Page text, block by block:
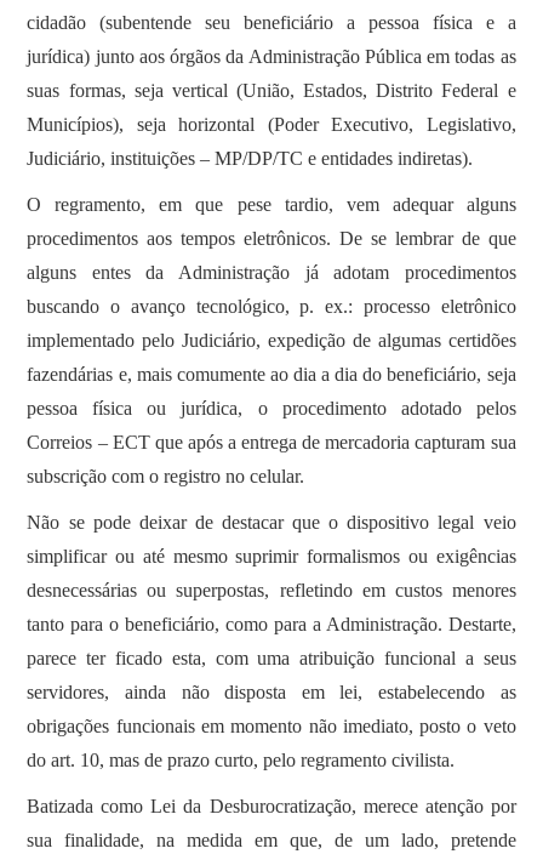
cidadão (subentende seu beneficiário a pessoa física e a
jurídica) junto aos órgãos da Administração Pública em todas as
suas formas, seja vertical (União, Estados, Distrito Federal e
Municípios), seja horizontal (Poder Executivo, Legislativo,
Judiciário, instituições – MP/DP/TC e entidades indiretas).
O regramento, em que pese tardio, vem adequar alguns
procedimentos aos tempos eletrônicos. De se lembrar de que
alguns entes da Administração já adotam procedimentos
buscando o avanço tecnológico, p. ex.: processo eletrônico
implementado pelo Judiciário, expedição de algumas certidões
fazendárias e, mais comumente ao dia a dia do beneficiário, seja
pessoa física ou jurídica, o procedimento adotado pelos
Correios – ECT que após a entrega de mercadoria capturam sua
subscrição com o registro no celular.
Não se pode deixar de destacar que o dispositivo legal veio
simplificar ou até mesmo suprimir formalismos ou exigências
desnecessárias ou superpostas, refletindo em custos menores
tanto para o beneficiário, como para a Administração. Destarte,
parece ter ficado esta, com uma atribuição funcional a seus
servidores, ainda não disposta em lei, estabelecendo as
obrigações funcionais em momento não imediato, posto o veto
do art. 10, mas de prazo curto, pelo regramento civilista.
Batizada como Lei da Desburocratização, merece atenção por
sua finalidade, na medida em que, de um lado, pretende